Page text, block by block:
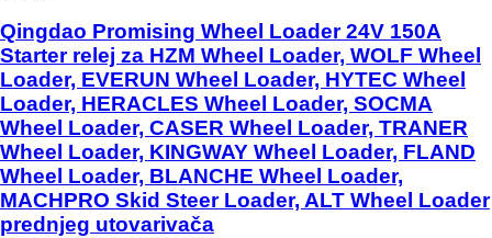
Qingdao Promising Wheel Loader 24V 150A
Starter relej za HZM Wheel Loader, WOLF Wheel
Loader, EVERUN Wheel Loader, HYTEC Wheel
Loader, HERACLES Wheel Loader, SOCMA
Wheel Loader, CASER Wheel Loader, TRANER
Wheel Loader, KINGWAY Wheel Loader, FLAND
Wheel Loader, BLANCHE Wheel Loader,
MACHPRO Skid Steer Loader, ALT Wheel Loader
prednjeg utovarivača